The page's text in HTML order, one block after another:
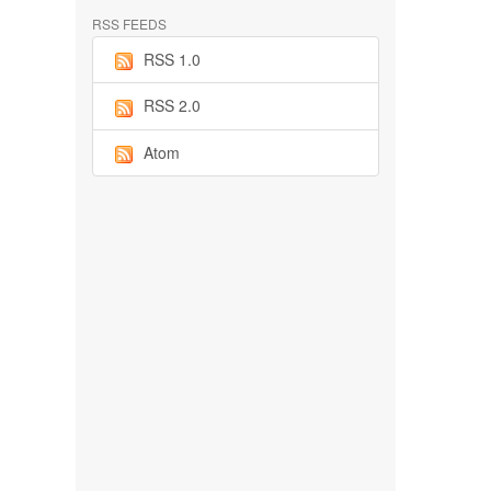
RSS FEEDS
RSS 1.0
RSS 2.0
Atom